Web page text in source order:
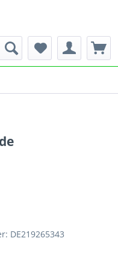
DE219265343